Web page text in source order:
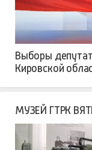
Выборы
Кировской
МУЗЕЙ ГТРК